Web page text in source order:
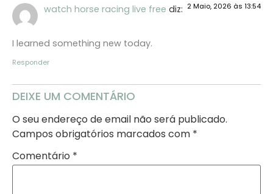
watch horse racing live free diz: 2 Maio, 2026 às 13:54
I learned something new today.
Responder
DEIXE UM COMENTÁRIO
O seu endereço de email não será publicado.
Campos obrigatórios marcados com *
Comentário *